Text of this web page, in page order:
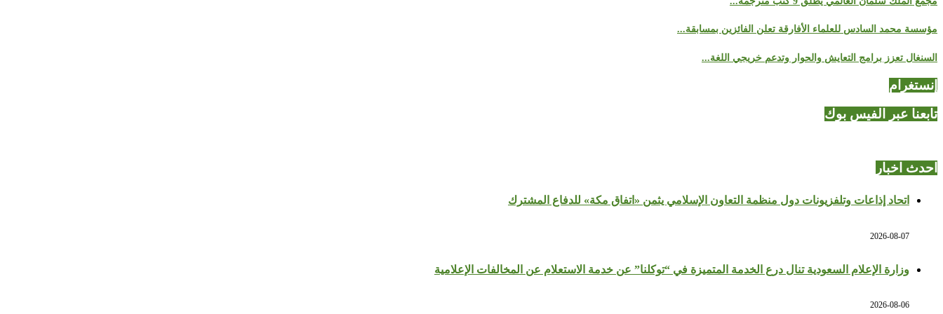
مؤسسة محمد السادس للعلماء الأفارقة تعلن الفائزين بمسابقة...
السنغال تعزز برامج التعايش والحوار وتدعم خريجي اللغة...
إنستغرام
تابعنا عبر الفيس بوك
احدث اخبار
اتحاد إذاعات وتلفزيونات دول منظمة التعاون الإسلامي يثمن «اتفاق مكة» للدفاع المشترك
2026-08-07
وزارة الإعلام السعودية تنال درع الخدمة المتميزة في “توكلنا” عن خدمة الاستعلام عن المخالفات الإعلامية
2026-08-06